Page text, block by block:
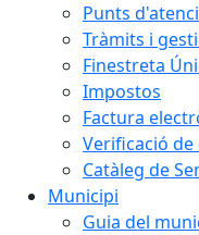
Punts
Tràmits i
Finestreta
Impostos
Factura
Verificació
Catàleg de
Municipi
Guia del